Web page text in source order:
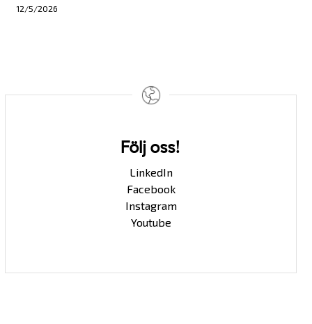
12/5/2026
Följ oss!
LinkedIn
Facebook
Instagram
Youtube